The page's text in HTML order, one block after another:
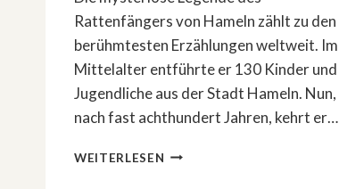
Rattenfängers von Hameln zählt zu den
berühmtesten Erzählungen weltweit. Im
Mittelalter entführte er 130 Kinder und
Jugendliche aus der Stadt Hameln. Nun,
nach fast achthundert Jahren, kehrt er…
WEITERLESEN HORROR